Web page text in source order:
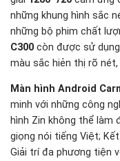
những khung hình sắc
những bộ phim chất
C300 còn được sử
màu sắc hiẻn thị rõ
Màn hình Android
minh với những công
hình Zin không thể làm
giọng nói tiếng Việt;
Giải trí đa phương tiện